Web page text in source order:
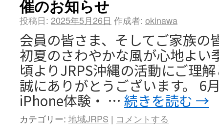
催のお知らせ
投稿日: 2025年5月26日 作成者: okinawa
会員の皆さま、そしてご家族の
初夏のさわやかな風が心地よい
頃よりJRPS沖縄の活動にご理
誠にありがとうございます。 6
iPhone体験・ … 続きを読む →
カテゴリー: 地域JRPS | コメントする